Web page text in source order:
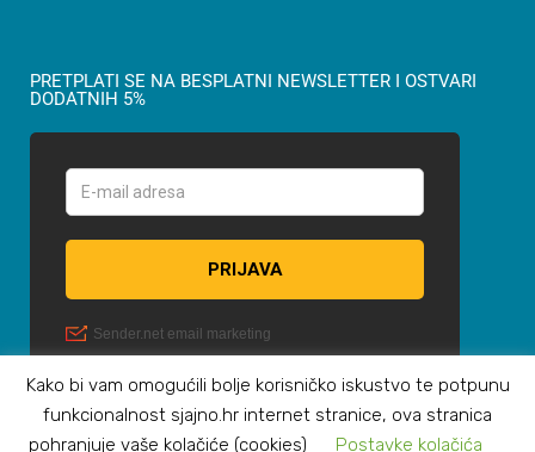
PRETPLATI SE NA BESPLATNI NEWSLETTER I OSTVARI
DODATNIH 5%
Kako bi vam omogućili bolje korisničko iskustvo te potpunu
funkcionalnost sjajno.hr internet stranice, ova stranica
pohranjuje vaše kolačiće (cookies)
Postavke kolačića